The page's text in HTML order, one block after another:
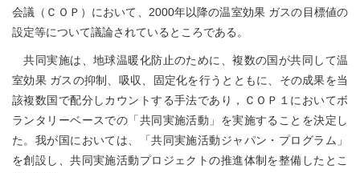
会議（ＣＯＰ）において、2000年以降の温室効果 ガスの目標値の
設定等について議論されているところである。
共同実施は、地球温暖化防止のために、複数の国が共同して温
室効果 ガスの抑制、吸収、固定化を行うとともに、その成果を当
該複数国で配分しカウントする手法であり，ＣＯＰ１においてボ
ランタリーベースでの「共同実施活動」を実施することを決定し
た。我が国においては、「共同実施活動ジャパン・プログラム」
を創設し、共同実施活動プロジェクトの推進体制を整備したとこ